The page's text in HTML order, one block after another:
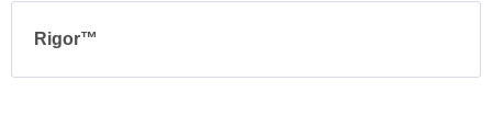
Rigor™